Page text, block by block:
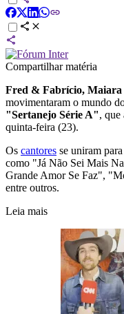
Compartilhar matéria
Fred & Fabrício, Maiara
movimentaram o mundo
"Sertanejo Série A", que
quinta-feira (23).
Os cantores se uniram
como "Já Não Sei Mais
Grande Amor Se Faz",
entre outros.
Leia mais